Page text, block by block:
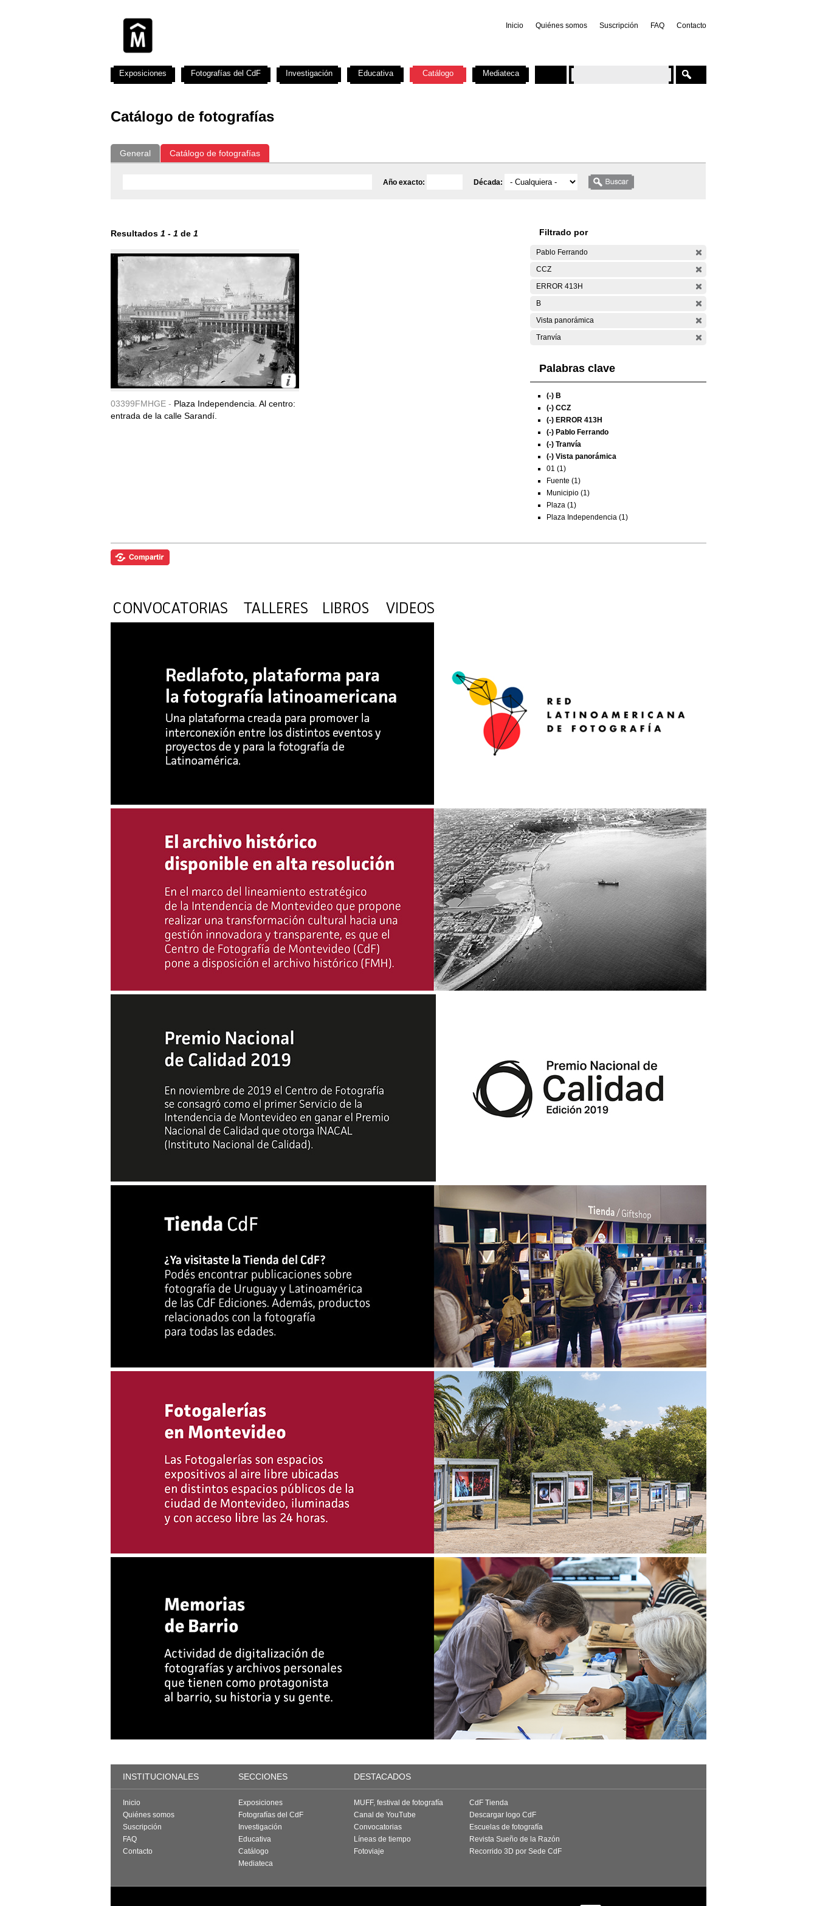
Inicio Quiénes somos Suscripción FAQ Contacto
Catálogo de fotografías
General Catálogo de fotografías
Año exacto: Década:
Resultados 1 - 1 de 1
03399FMHGE - Plaza Independencia. Al centro:
entrada de la calle Sarandí.
Filtrado por
Pablo Ferrando
CCZ
ERROR 413H
B
Vista panorámica
Tranvía
Palabras clave
(-) B
(-) CCZ
(-) ERROR 413H
(-) Pablo Ferrando
(-) Tranvía
(-) Vista panorámica
01 (1)
Fuente (1)
Municipio (1)
Plaza (1)
Plaza Independencia (1)
Exposiciones Fotografías del CdF Investigación Educativa Catálogo Mediateca
INSTITUCIONALES SECCIONES DESTACADOS
Inicio
Quiénes somos
Suscripción
FAQ
Contacto
Exposiciones
Fotografías del CdF
Investigación
Educativa
Catálogo
Mediateca
MUFF, festival de fotografía
Canal de YouTube
Convocatorias
Líneas de tiempo
Fotoviaje
CdF Tienda
Descargar logo CdF
Escuelas de fotografía
Revista Sueño de la Razón
Recorrido 3D por Sede CdF